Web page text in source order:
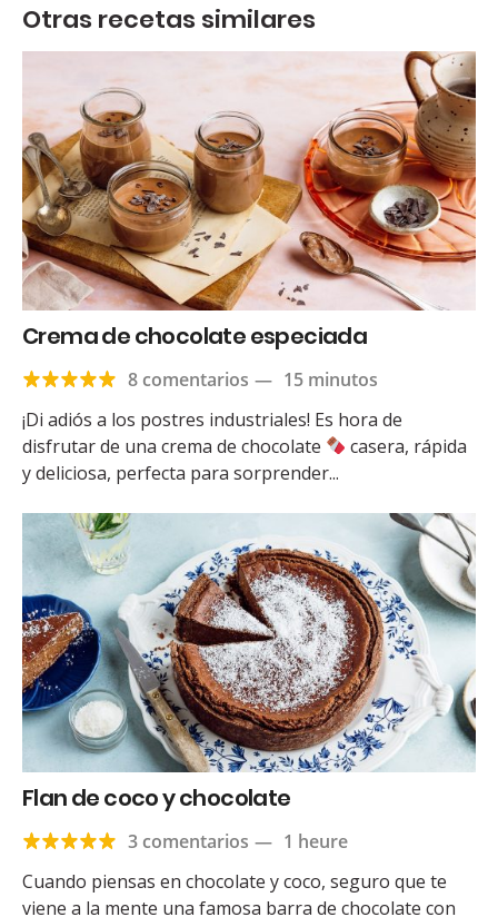
Otras recetas similares
Crema de chocolate especiada
8 comentarios — 15 minutos
¡Di adiós a los postres industriales! Es hora de
disfrutar de una crema de chocolate
casera, rápida
y deliciosa, perfecta para sorprender...
Flan de coco y chocolate
3 comentarios — 1 heure
Cuando piensas en chocolate y coco, seguro que te
viene a la mente una famosa barra de chocolate con